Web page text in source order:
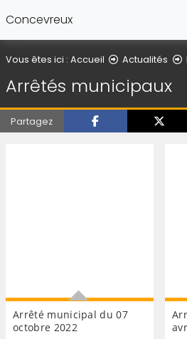
Concevreux
Vous êtes ici : Accueil Actualités
Arrêtés municipaux
Partagez
Arrêté municipal du 07
octobre 2022